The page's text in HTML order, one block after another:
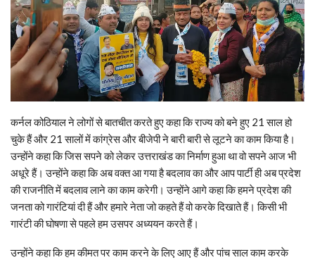
कर्नल कोठियाल ने लोगों से बातचीत करते हुए कहा कि राज्य को बने हुए 21 साल हो
चुके हैं और 21 सालों में कांग्रेस और बीजेपी ने बारी बारी से लूटने का काम किया है।
उन्होंने कहा कि जिस सपने को लेकर उत्तराखंड का निर्माण हुआ था वो सपने आज भी
अधूरे हैं। उन्होंने कहा कि अब वक्त आ गया है बदलाव का और आप पार्टी ही अब प्रदेश
की राजनीति में बदलाव लाने का काम करेगी। उन्होंने आगे कहा कि हमने प्रदेश की
जनता को गारंटियां दी हैं और हमारे नेता जो कहते हैं वो करके दिखाते हैं। किसी भी
गारंटी की घोषणा से पहले हम उसपर अध्ययन करते हैं।
उन्होंने कहा कि हम कीमत पर काम करने के लिए आए हैं और पांच साल काम करके